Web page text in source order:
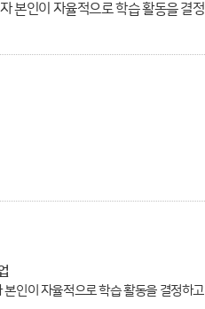
본인이 자율적으로 학습 활동을 결
본인이 자율적으로 학습 활동을 결정하